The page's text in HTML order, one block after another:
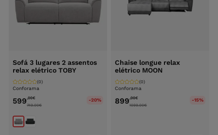
Sofá 3 lugares 2 assentos
relax elétrico TOBY
Conforama
(0)
599,00€
749.00€
-20%
Chaise longue relax
elétrico MOON
Conforama
(0)
899,00€
1099.00€
-15%